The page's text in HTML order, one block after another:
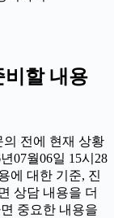
비할 내용
전에 현재 상황
07월06일 15시28
에 대한 기준, 진
상담 내용을 더
중요한 내용을